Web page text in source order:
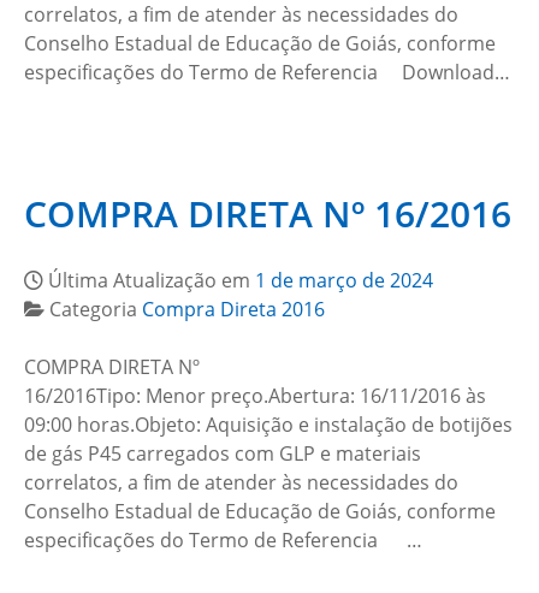
correlatos, a fim de atender às necessidades do
Conselho Estadual de Educação de Goiás, conforme
especificações do Termo de Referencia Download…
COMPRA DIRETA Nº 16/2016
Última Atualização em 1 de março de 2024
Categoria Compra Direta 2016
COMPRA DIRETA Nº
16/2016Tipo: Menor preço.Abertura: 16/11/2016 às
09:00 horas.Objeto: Aquisição e instalação de botijões
de gás P45 carregados com GLP e materiais
correlatos, a fim de atender às necessidades do
Conselho Estadual de Educação de Goiás, conforme
especificações do Termo de Referencia …